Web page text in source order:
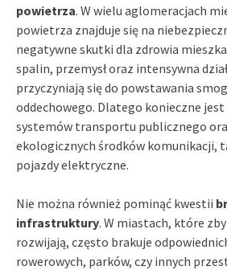
powietrza. W wielu aglomeracjach
powietrza znajduje się na
negatywne skutki dla zdrowia
spalin, przemysł oraz intensywna
przyczyniają się do powstawania
oddechowego. Dlatego konieczne
systemów transportu publicznego
ekologicznych środków komunikacji,
pojazdy elektryczne.
Nie można również pominąć kwestii
infrastruktury. W miastach, które
rozwijają, często brakuje
rowerowych, parków, czy innych